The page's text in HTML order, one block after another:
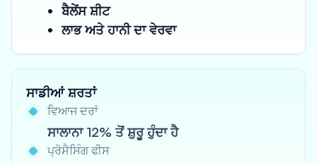
ਬੈਲੇਂਸ ਸ਼ੀਟ
ਲਾਭ ਅਤੇ ਹਾਨੀ ਦਾ ਵੇਰਵਾ
ਸਾਡੀਆਂ ਸ਼ਰਤਾਂ
ਵਿਆਜ ਦਰਾਂ
ਸਾਲਾਨਾ 12% ਤੋਂ ਸ਼ੁਰੂ ਹੁੰਦਾ ਹੈ
ਪ੍ਰੋਸੈਸਿੰਗ ਫੀਸ